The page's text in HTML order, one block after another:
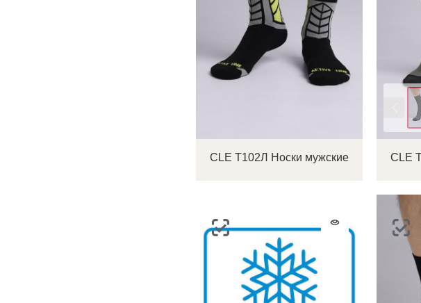
CLE Т102Л Носки мужские
ВОЙТИ В
Письмо не